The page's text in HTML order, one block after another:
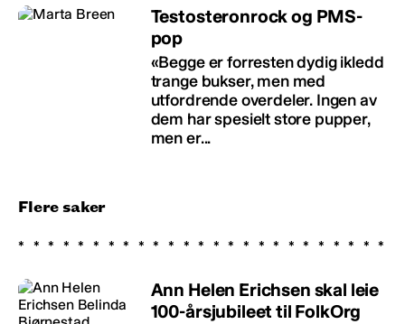
Testosteronrock og PMS-
pop
«Begge er forresten dydig ikledd
trange bukser, men med
utfordrende overdeler. Ingen av
dem har spesielt store pupper,
men er...
Flere saker
Ann Helen Erichsen skal leie
100-årsjubileet til FolkOrg